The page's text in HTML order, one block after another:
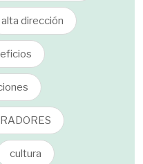
alta dirección
cultura